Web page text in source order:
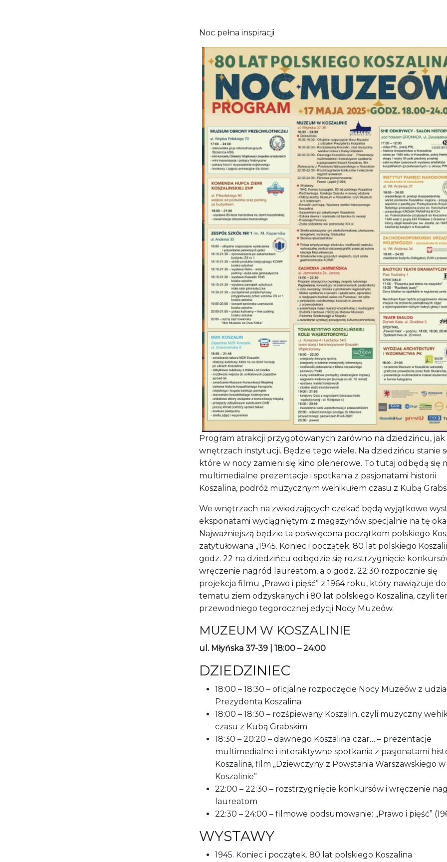
Noc pełna inspiracji
Program atrakcji przygotowanych zarówno na dziedzińcu, jak
wnętrzach instytucji. Będzie tego wiele. Na dziedzińcu stanie
które w nocy zamieni się kino plenerowe. To tutaj odbędą się
multimedialne prezentacje i spotkania z pasjonatami historii
Koszalina, podróż muzycznym wehikułem czasu z Kubą
We wnętrzach na zwiedzających czekać będą wyjątkowe
eksponatami wyciągniętymi z magazynów specjalnie na tę
Najważniejszą będzie ta poświęcona początkom polskiego
zatytułowana „1945. Koniec i początek. 80 lat polskiego
godz. 22 na dziedzińcu odbędzie się rozstrzygnięcie
wręczenie nagród laureatom, a o godz. 22:30 rozpocznie się
projekcja filmu „Prawo i pięść” z 1964 roku, który nawiązuje do
tematu ziem odzyskanych i 80 lat polskiego Koszalina, czyli
przewodniego tegorocznej edycji Nocy Muzeów.
MUZEUM W KOSZALINIE
ul. Młyńska 37-39 | 18:00 – 24:00
DZIEDZINIEC
18:00 – 18:30 – oficjalne rozpoczęcie Nocy Muzeów z
Prezydenta Koszalina
18:00 – 18:30 – rozśpiewany Koszalin, czyli muzyczny
czasu z Kubą Grabskim
18:30 – 20:20 – dawnego Koszalina czar… – prezentacje
multimedialne i interaktywne spotkania z pasjonatami
Koszalina, film „Dziewczyny z Powstania Warszawskiego w
Koszalinie”
22:00 – 22:30 – rozstrzygnięcie konkursów i wręczenie
laureatom
22:30 – 24:00 – filmowe podsumowanie: „Prawo i pięść”
WYSTAWY
1945. Koniec i początek. 80 lat polskiego Koszalina